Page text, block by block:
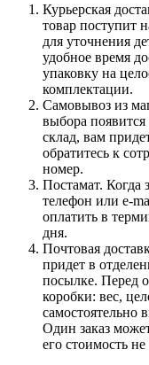
Курьерская
товар поступит
для уточнения
удобное время
упаковку на
комплектации.
Самовывоз из
выбора появится
склад, вам
обратитесь к
номер.
Постамат. Когда
телефон или e-
оплатить в
дня.
Почтовая
придет в
посылке. Перед
коробки: вес,
самостоятельно
Один заказ
его стоимость